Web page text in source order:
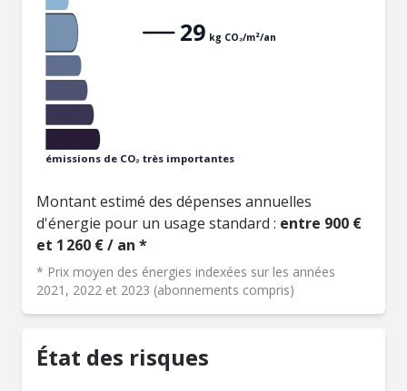
émissions de CO₂ très importantes
29 kg CO₂/m²/an
Montant estimé des dépenses annuelles
d'énergie pour un usage standard : entre 900 €
et 1 260 € / an *
* Prix moyen des énergies indexées sur les années
2021, 2022 et 2023 (abonnements compris)
État des risques